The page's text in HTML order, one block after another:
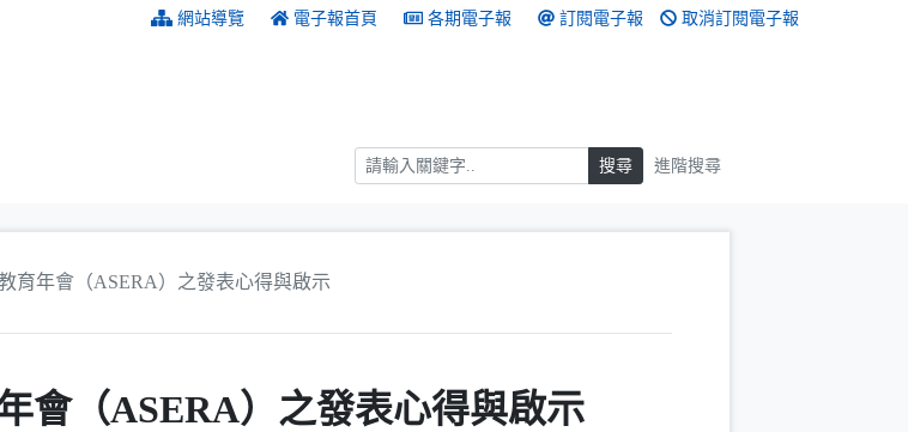
網站導覽 電子報首頁 各期電子報 訂閱電子報 取消訂閱電子報
搜尋 搜尋 進階搜尋
育年會（ASERA）之發表心得與啟示
會（ASERA）之發表心得與啟示